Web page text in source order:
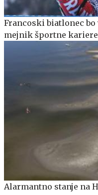
Francoski biatlonec
mejnik športne kariere
Alarmantno stanje na